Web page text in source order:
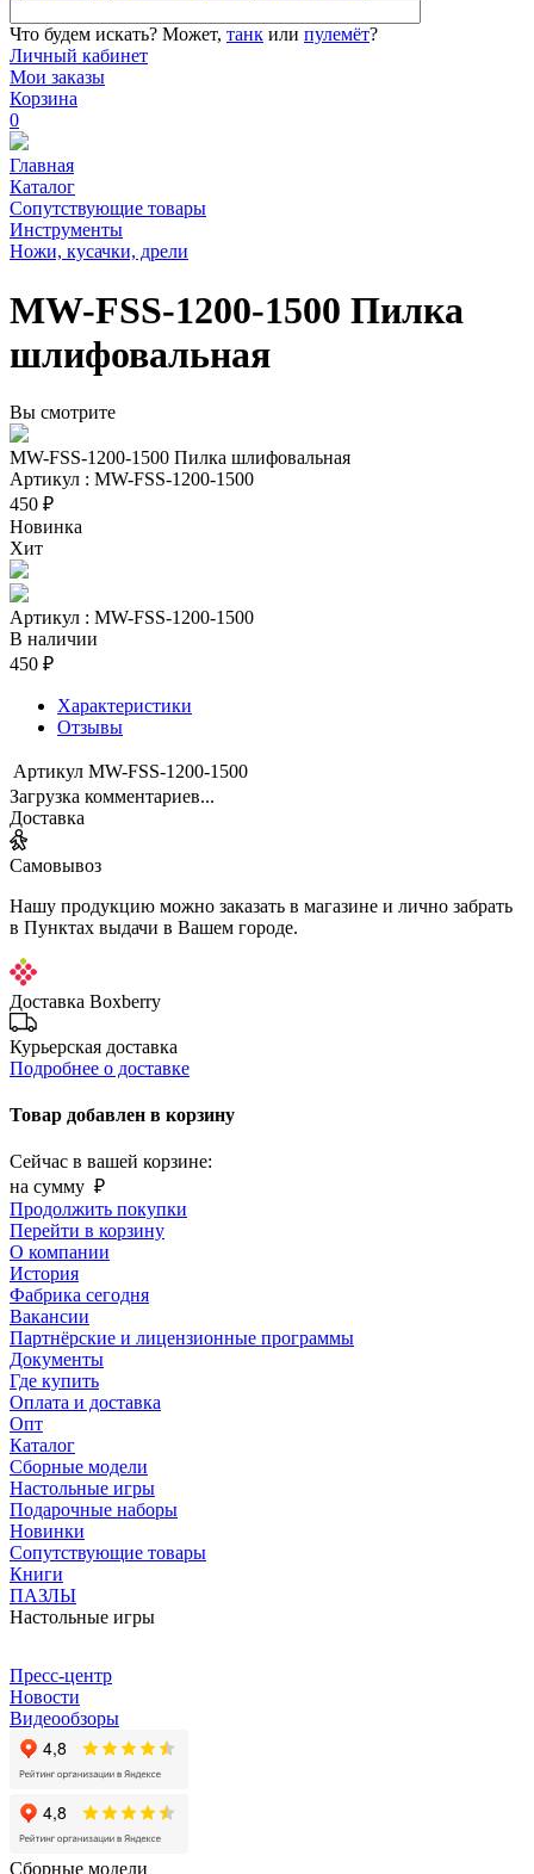
Что будем искать? Может, танк или пулемёт?
Личный кабинет
Мои заказы
Корзина
0
Главная
Каталог
Сопутствующие товары
Инструменты
Ножи, кусачки, дрели
MW-FSS-1200-1500 Пилка
шлифовальная
Вы смотрите
MW-FSS-1200-1500 Пилка шлифовальная
Артикул : MW-FSS-1200-1500
450 ₽
Новинка
Хит
Артикул : MW-FSS-1200-1500
В наличии
450 ₽
Характеристики
Отзывы
Артикул MW-FSS-1200-1500
Загрузка комментариев...
Доставка
Самовывоз
Нашу продукцию можно заказать в магазине и лично забрать
в Пунктах выдачи в Вашем городе.
Доставка Boxberry
Курьерская доставка
Подробнее о доставке
Товар добавлен в корзину
Сейчас в вашей корзине:
на сумму ₽
Продолжить покупки
Перейти в корзину
О компании
История
Фабрика сегодня
Вакансии
Партнёрские и лицензионные программы
Документы
Где купить
Оплата и доставка
Опт
Каталог
Сборные модели
Настольные игры
Подарочные наборы
Новинки
Сопутствующие товары
Книги
ПАЗЛЫ
Настольные игры
Пресс-центр
Новости
Видеообзоры
Сборные модели